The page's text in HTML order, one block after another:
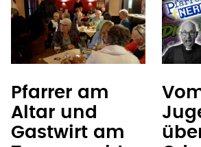
Pfarrer am
Altar und
Gastwirt am